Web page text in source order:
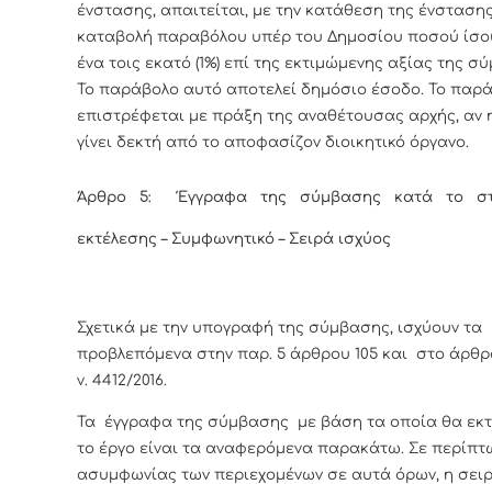
ένστασης, απαιτείται, με την κατάθεση της
καταβολή παραβόλου υπέρ του Δημοσίου ποσού
ένα τοις εκατό (1%) επί της εκτιμώμενης αξίας της
Το παράβολο αυτό αποτελεί δημόσιο έσοδο. Το
επιστρέφεται με πράξη της αναθέτουσας αρχής, αν
γίνει δεκτή από το αποφασίζον διοικητικό όργανο.
Άρθρο 5: Έγγραφα της σύμβασης κατά το
εκτέλεσης – Συμφωνητικό – Σειρά ισχύος
Σχετικά με την υπογραφή της σύμβασης, ισχύουν τα
προβλεπόμενα στην παρ. 5 άρθρου 105 και στο
ν. 4412/2016.
Τα έγγραφα της σύμβασης με βάση τα οποία θα
το έργο είναι τα αναφερόμενα παρακάτω. Σε
ασυμφωνίας των περιεχομένων σε αυτά όρων, η